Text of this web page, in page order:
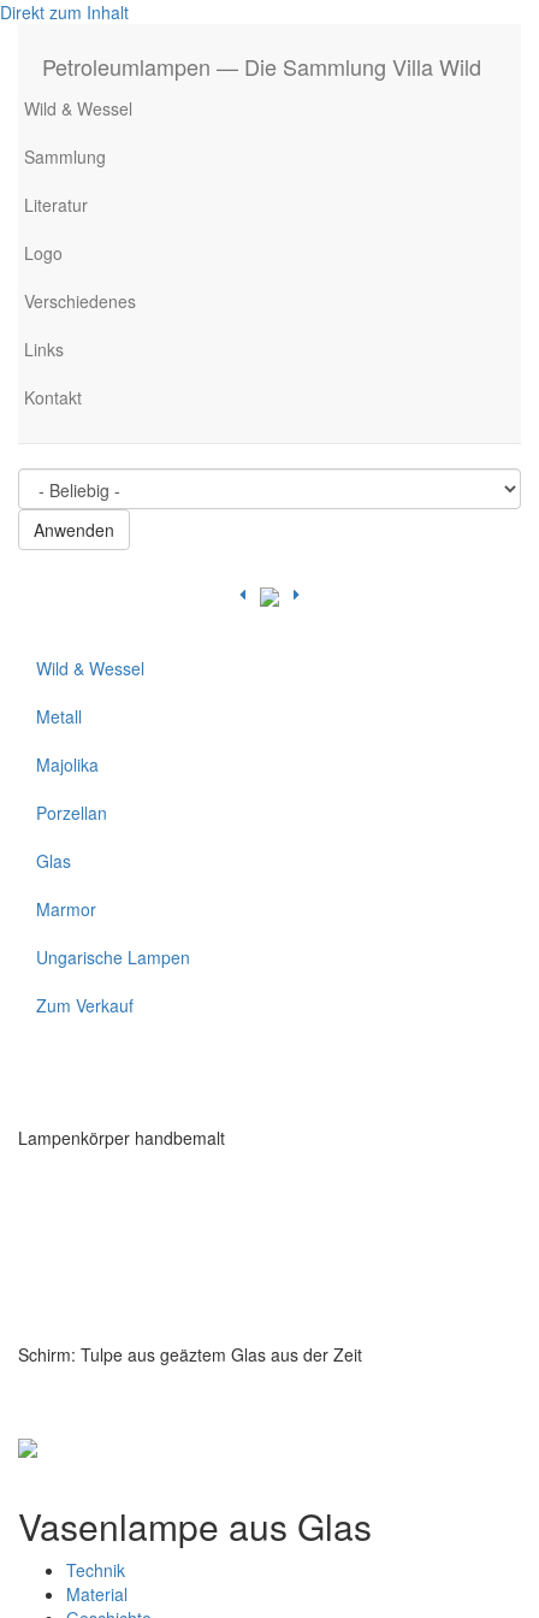
Direkt zum Inhalt
Petroleumlampen — Die Sammlung Villa Wild
Wild & Wessel
Sammlung
Literatur
Logo
Verschiedenes
Links
Kontakt
Wild & Wessel
Metall
Majolika
Porzellan
Glas
Marmor
Ungarische Lampen
Zum Verkauf
Lampenkörper handbemalt
Schirm: Tulpe aus geäztem Glas aus der Zeit
Vasenlampe aus Glas
Technik
Material